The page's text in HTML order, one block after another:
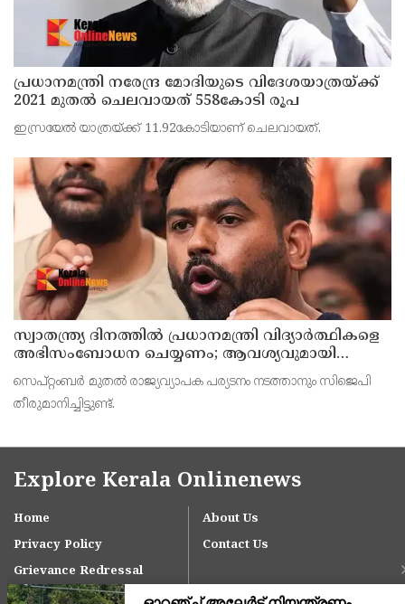
പ്രധാനമന്ത്രി നരേന്ദ്ര മോദിയുടെ വിദേശയാത്രയ്ക്ക്
2021 മുതല്‍ ചെലവായത് 558കോടി രൂപ
ഇസ്രയേല്‍ യാത്രയ്ക്ക് 11.92കോടിയാണ് ചെലവായത്.
സ്വാതന്ത്ര്യ ദിനത്തില്‍ പ്രധാനമന്ത്രി വിദ്യാര്‍ത്ഥികളെ
അഭിസംബോധന ചെയ്യണം; ആവശ്യവുമായി
അഭിജീത് ദീപ്കെ
സെപ്റ്റംബര്‍ മുതല്‍ രാജ്യവ്യാപക പര്യടനം നടത്താനും സിജെപി
തീരുമാനിച്ചിട്ടുണ്ട്.
Explore Kerala Onlinenews
Home
About Us
Privacy Policy
Contact Us
Grievance Redressal